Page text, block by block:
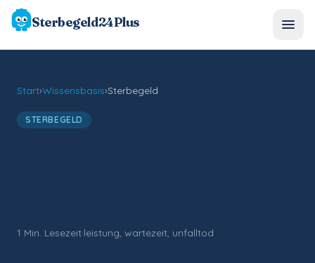
Sterbegeld24Plus
Start›Wissensbasis›Sterbegeld
STERBEGELD
1 Min. Lesezeit·leistung, wartezeit, unfalltod